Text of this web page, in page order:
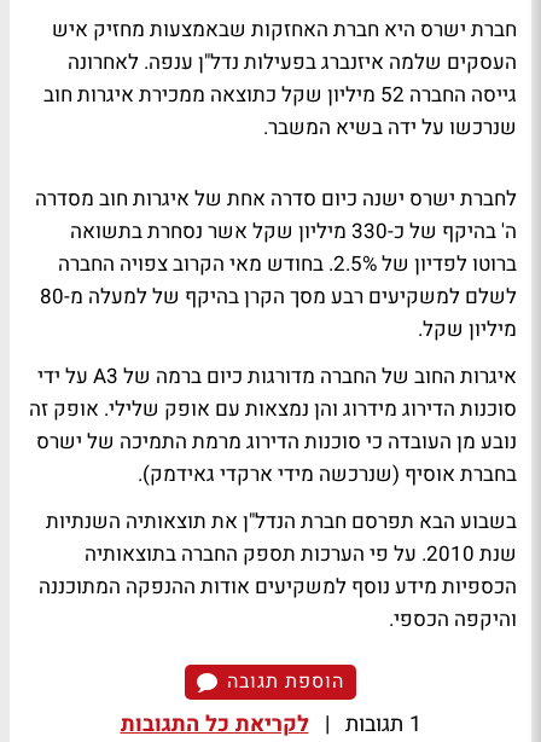
חברת ישרס היא חברת האחזקות שבאמצעות מחזיק איש
העסקים שלמה איזנברג בפעילות נדל"ן ענפה. לאחרונה
גייסה החברה 52 מיליון שקל כתוצאה ממכירת איגרות חוב
שנרכשו על ידה בשיא המשבר.
לחברת ישרס ישנה כיום סדרה אחת של איגרות חוב מסדרה
ה' בהיקף של כ-330 מיליון שקל אשר נסחרת בתשואה
ברוטו לפדיון של 2.5%. בחודש מאי הקרוב צפויה החברה
לשלם למשקיעים רבע מסך הקרן בהיקף של למעלה מ-80
מיליון שקל.
איגרות החוב של החברה מדורגות כיום ברמה של A3 על ידי
סוכנות הדירוג מידרוג והן נמצאות עם אופק שלילי. אופק זה
נובע מן העובדה כי סוכנות הדירוג מרמת התמיכה של ישרס
בחברת אוסיף (שנרכשה מידי ארקדי גאידמק).
בשבוע הבא תפרסם חברת הנדל"ן את תוצאותיה השנתיות
שנת 2010. על פי הערכות תספק החברה בתוצאותיה
הכספיות מידע נוסף למשקיעים אודות ההנפקה המתוכננה
והיקפה הכספי.
הוספת תגובה
1 תגובות | לקריאת כל התגובות